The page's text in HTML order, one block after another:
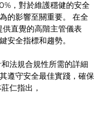
，對於維護穩健的安全
的影響至關重要。 在全
直覺的高階主管儀表
安全指標和趨勢。
規合規性所需的詳細
遵守安全最佳實踐，確保
仁指出，